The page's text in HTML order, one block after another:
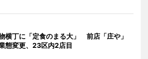
横丁に「定食のまる大」 前店「庄や」
態変更、23区内2店目